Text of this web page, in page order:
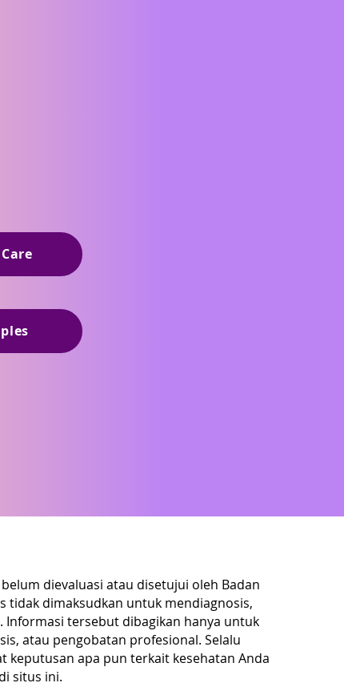
dievaluasi atau disetujui oleh Badan
tidak dimaksudkan untuk mendiagnosis,
Informasi tersebut dibagikan hanya untuk
atau pengobatan profesional. Selalu
keputusan apa pun terkait kesehatan Anda
situs ini.